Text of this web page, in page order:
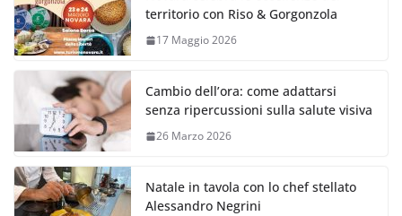
territorio con Riso & Gorgonzola
17 Maggio 2026
Cambio dell’ora: come adattarsi
senza ripercussioni sulla salute visiva
26 Marzo 2026
Natale in tavola con lo chef stellato
Alessandro Negrini